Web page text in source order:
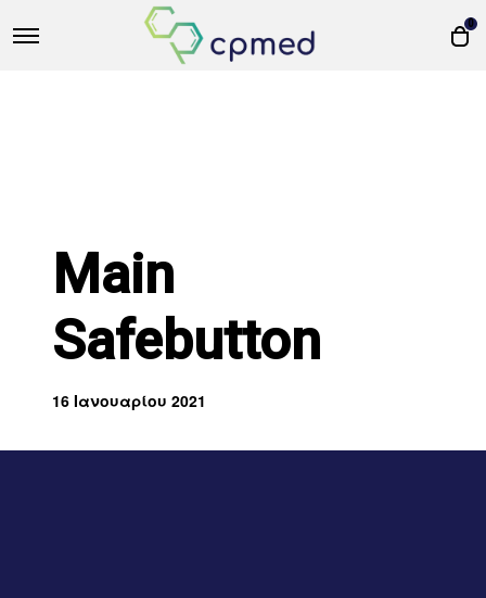
0
Main
Safebutton
16 Ιανουαρίου 2021